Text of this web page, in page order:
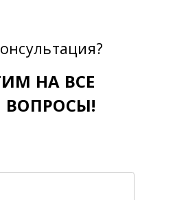
НА ВСЕ